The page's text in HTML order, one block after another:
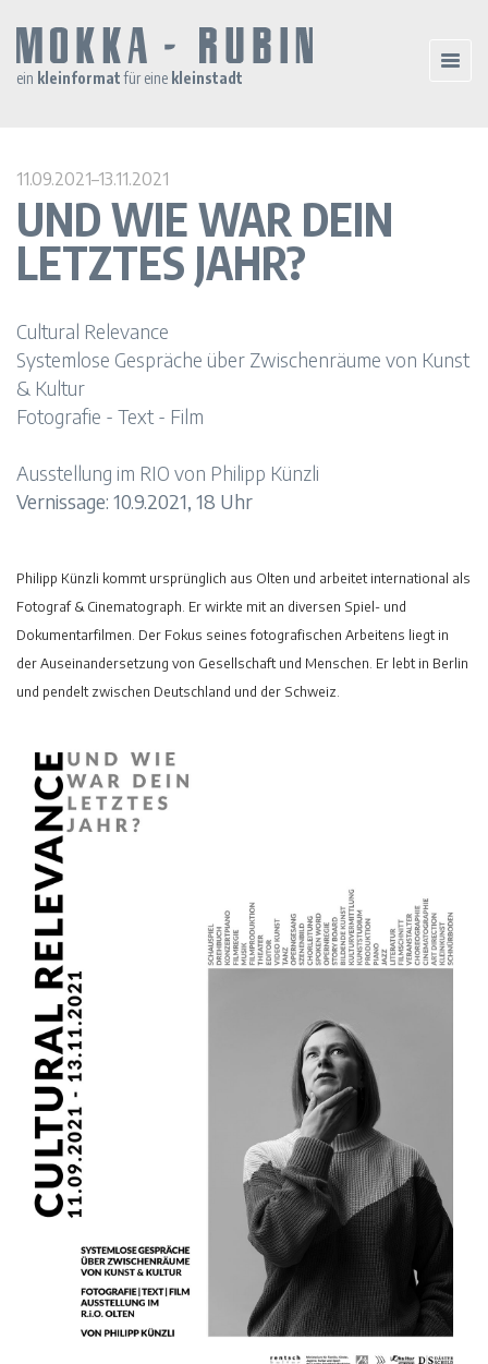
ein kleinformatfür eine kleinstadt
11.09.2021–13.11.2021
UND WIE WAR DEIN
LETZTES JAHR?
Cultural Relevance
Systemlose Gespräche über Zwischenräume von Kunst
& Kultur
Fotografie - Text - Film
Ausstellung im RIO von Philipp Künzli
Vernissage: 10.9.2021, 18 Uhr
Philipp Künzli kommt ursprünglich aus Olten und arbeitet international als
Fotograf & Cinematograph. Er wirkte mit an diversen Spiel- und
Dokumentarfilmen. Der Fokus seines fotografischen Arbeitens liegt in
der Auseinandersetzung von Gesellschaft und Menschen. Er lebt in Berlin
und pendelt zwischen Deutschland und der Schweiz.